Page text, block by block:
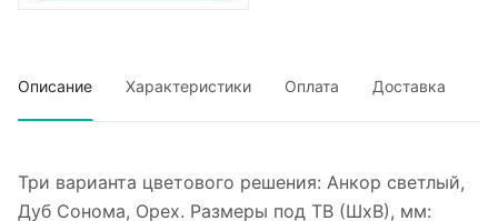
Описание Характеристики Оплата Доставка
Три варианта цветового решения: Анкор светлый,
Дуб Сонома, Орех. Размеры под ТВ (ШxВ), мм: